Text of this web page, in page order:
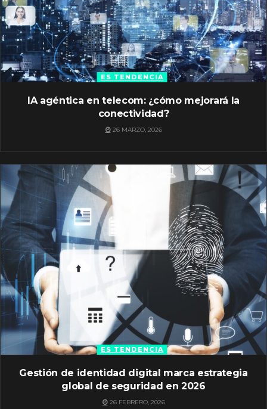
ES TENDENCIA
IA agéntica en telecom: ¿cómo mejorará la
conectividad?
26 MARZO, 2026
ES TENDENCIA
Gestión de identidad digital marca estrategia
global de seguridad en 2026
26 FEBRERO, 2026